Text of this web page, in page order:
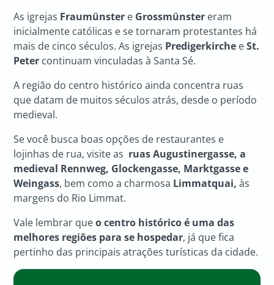
As igrejas Fraumünster e Grossmünster eram
inicialmente católicas e se tornaram protestantes há
mais de cinco séculos. As igrejas Predigerkirche eSt.
Peter continuam vinculadas à Santa Sé.
A região do centro histórico ainda concentra ruas
que datam de muitos séculos atrás, desde o período
medieval.
Se você busca boas opções de restaurantes e
lojinhas de rua, visite as ruas Augustinergasse, a
medieval Rennweg, Glockengasse, Marktgasse e
Weingass, bem como a charmosa Limmatquai, às
margens do Rio Limmat.
Vale lembrar queo centro histórico é uma das
melhores regiões para se hospedar, já que fica
pertinho das principais atrações turísticas da cidade.